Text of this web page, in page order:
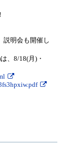
説明会も開催し
、8/18(月)・